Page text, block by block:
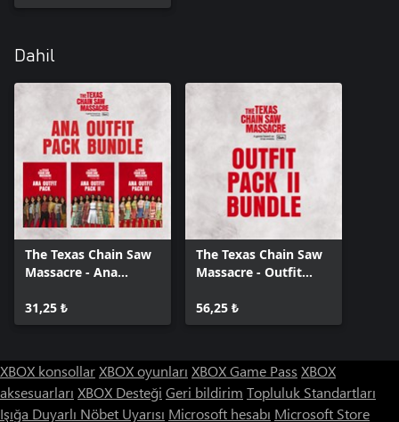
Dahil
The Texas Chain Saw
Massacre - Ana
31,25 ₺
The Texas Chain Saw
Massacre - Outfit
56,25 ₺
XBOX konsollarXBOX oyunları XBOX Game Pass XBOX
aksesuarları XBOX Desteği Geri bildirim Topluluk Standartları
Işığa Duyarlı Nöbet Uyarısı Microsoft hesabı Microsoft Store